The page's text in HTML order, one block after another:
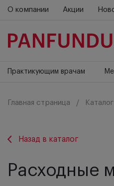
О компании Акции
Практикующим врачам
Главная страница Каталог
Назад в каталог
Расходные